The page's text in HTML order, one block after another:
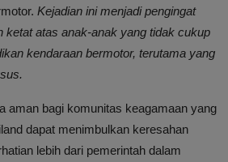
Kejadian ini menjadi pengingat
ketat atas anak-anak yang tidak cukup
kendaraan bermotor, terutama yang
aman bagi komunitas keagamaan yang
dapat menimbulkan keresahan
lebih dari pemerintah dalam